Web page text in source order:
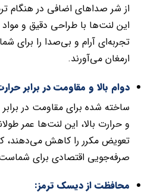
از شر صداهای اضافی در هنگام
این لنت‌ها با طراحی دقیق و مواد
تجربه‌ای آرام و بی‌صدا را برای شما
ارمغان می‌آورند.
دوام بالا و مقاومت در برابر حرارت:
ساخته شده برای مقاومت در
و حرارت بالا، این لنت‌ها عمر
تعویض مکرر را کاهش می‌دهند، که
صرفه‌جویی اقتصادی برای شماست.
محافظت از دیسک ترمز: